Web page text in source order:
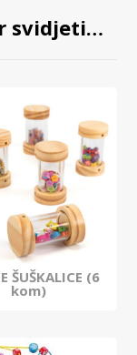
svidjeti…
ŠUŠKALICE (6
kom)